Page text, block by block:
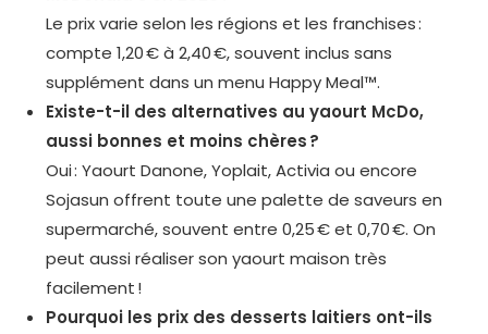
Le prix varie selon les régions et les franchises :
compte 1,20 € à 2,40 €, souvent inclus sans
supplément dans un menu Happy Meal™.
Existe-t-il des alternatives au yaourt McDo,
aussi bonnes et moins chères ?
Oui : Yaourt Danone, Yoplait, Activia ou encore
Sojasun offrent toute une palette de saveurs en
supermarché, souvent entre 0,25 € et 0,70 €. On
peut aussi réaliser son yaourt maison très
facilement !
Pourquoi les prix des desserts laitiers ont-ils